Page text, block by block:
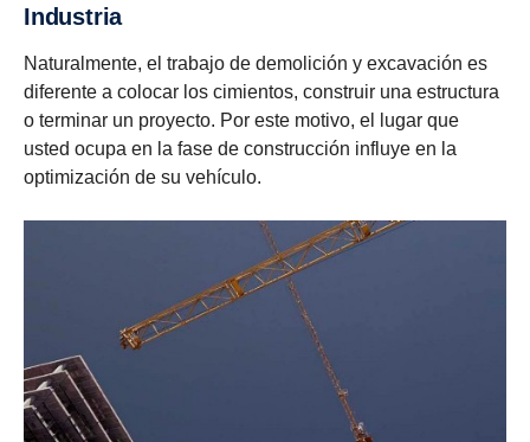
Industria
Naturalmente, el trabajo de demolición y excavación es
diferente a colocar los cimientos, construir una estructura
o terminar un proyecto. Por este motivo, el lugar que
usted ocupa en la fase de construcción influye en la
optimización de su vehículo.